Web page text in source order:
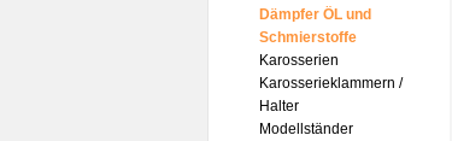
Dämpfer ÖL und
Schmierstoffe
Karosserien
Karosserieklammern /
Halter
Modellständer